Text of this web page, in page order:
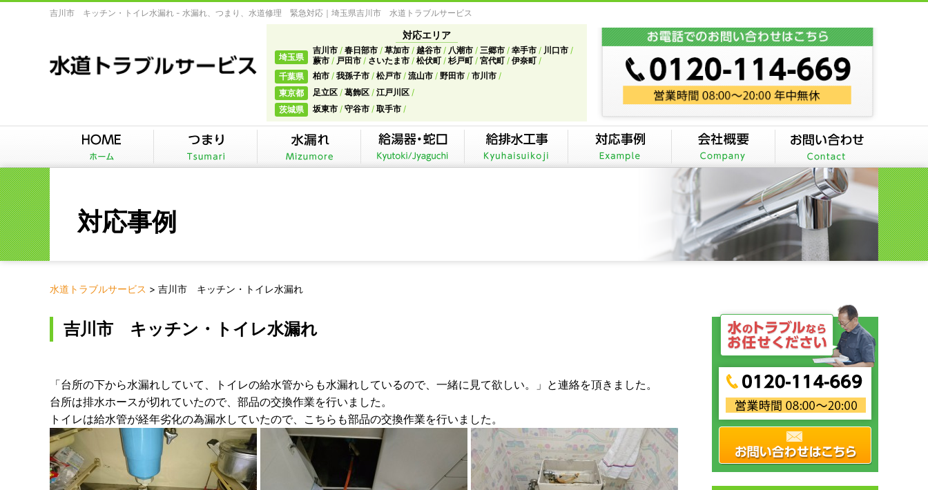
吉川市 キッチン・トイレ水漏れ - 水漏れ、つまり、水道修理 緊急対応｜埼玉県吉川市 水道トラブルサービス
対応エリア
埼玉県
吉川市 春日部市 草加市 越谷市 八潮市 三郷市 幸手市
川口市
蕨市
戸田市 さいたま市 松伏町 杉戸町 宮代町
伊奈町
千葉県
柏市 我孫子市 松戸市 流山市 野田市
市川市
東京都
足立区 葛飾区
江戸川区
茨城県
坂東市 守谷市 取手市
対応事例
水道トラブルサービス > 吉川市 キッチン・トイレ水漏れ
吉川市 キッチン・トイレ水漏れ
「台所の下から水漏れしていて、トイレの給水管からも水漏れしているので、一緒に見て欲しい。」と連絡を頂きました。
台所は排水ホースが切れていたので、部品の交換作業を行いました。
トイレは給水管が経年劣化の為漏水していたので、こちらも部品の交換作業を行いました。